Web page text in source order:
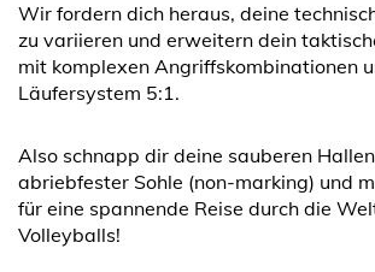
Wir fordern dich heraus, deine
zu variieren und erweitern dein
mit komplexen Angriffskombinationen
Läufersystem 5:1.
Also schnapp dir deine sauberen
abriebfester Sohle (non-marking) und
für eine spannende Reise durch die
Volleyballs!